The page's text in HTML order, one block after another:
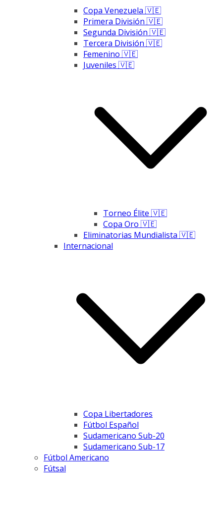
Copa Venezuela 🇻🇪
Primera División 🇻🇪
Segunda División 🇻🇪
Tercera División 🇻🇪
Femenino 🇻🇪
Juveniles 🇻🇪
Torneo Élite 🇻🇪
Copa Oro 🇻🇪
Eliminatorias Mundialista 🇻🇪
Internacional
Copa Libertadores
Fútbol Español
Sudamericano Sub-20
Sudamericano Sub-17
Fútbol Americano
Fútsal